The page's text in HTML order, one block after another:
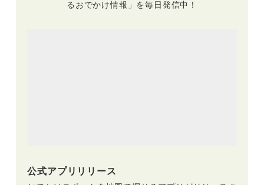
るおでかけ情報」を毎日発信中！
公式アプリリリース